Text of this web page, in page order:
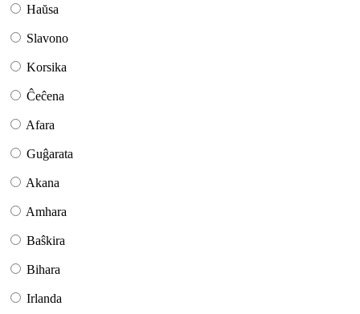
Haŭsa
Slavono
Korsika
Ĉeĉena
Afara
Guĝarata
Akana
Amhara
Baŝkira
Bihara
Irlanda